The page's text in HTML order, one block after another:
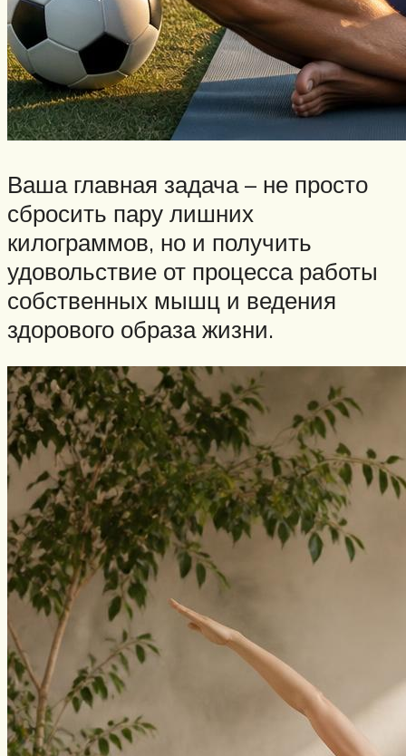
Ваша главная задача – не просто
сбросить пару лишних
килограммов, но и получить
удовольствие от процесса работы
собственных мышц и ведения
здорового образа жизни.